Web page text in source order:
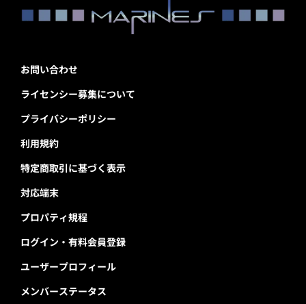
お問い合わせ
ライセンシー募集について
プライバシーポリシー
利用規約
特定商取引に基づく表示
対応端末
プロパティ規程
ログイン・有料会員登録
ユーザープロフィール
メンバーステータス